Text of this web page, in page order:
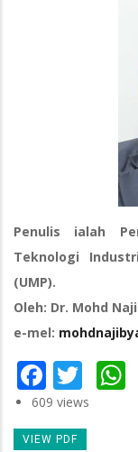
Penulis ialah
Teknologi
(UMP).
Oleh: Dr. Mohd
e-mel:
609 views
VIEW PDF